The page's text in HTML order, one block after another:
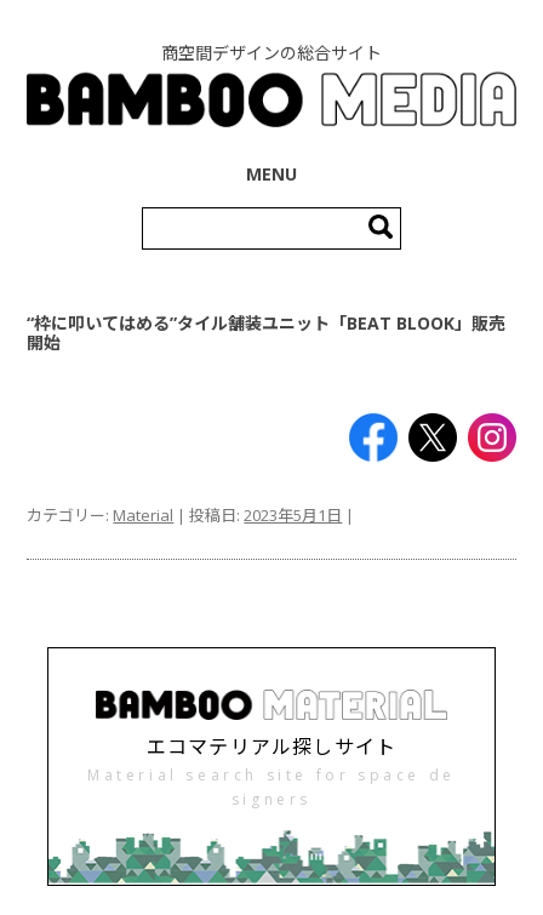
商空間デザインの総合サイト
MENU
索:
“枠に叩いてはめる”タイル舗装ユニット「BEAT BLOOK」販売
開始
カテゴリー: Material | 投稿日:2023年5月1日 |
エコマテリアル探しサイト
Material search site for space de
signers